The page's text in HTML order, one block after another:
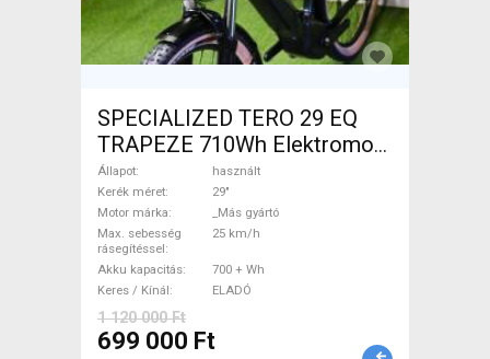
SPECIALIZED TERO 29 EQ
TRAPEZE 710Wh Elektromos
Trekking/cross 25 km/h _Más
gyártó 700 + Wh használt
ELADÓ
Állapot
használt
Kerék méret
29"
Motor márka
_Más gyártó
Max. sebesség
rásegítéssel
25 km/h
Akku kapacitás
700 + Wh
Keres / Kínál
ELADÓ
1 120 000 Ft
699 000 Ft